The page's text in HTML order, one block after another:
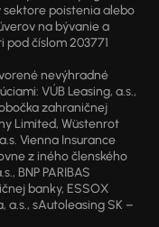
poistenia alebo
na bývanie a
číslom 203771
nevýhradné
VÚB Leasing, a.s.,
zahraničnej
Limited, Wüstenrot
Vienna Insurance
z iného členského
BNP PARIBAS
banky, ESSOX
a.s., sAutoleasing SK –